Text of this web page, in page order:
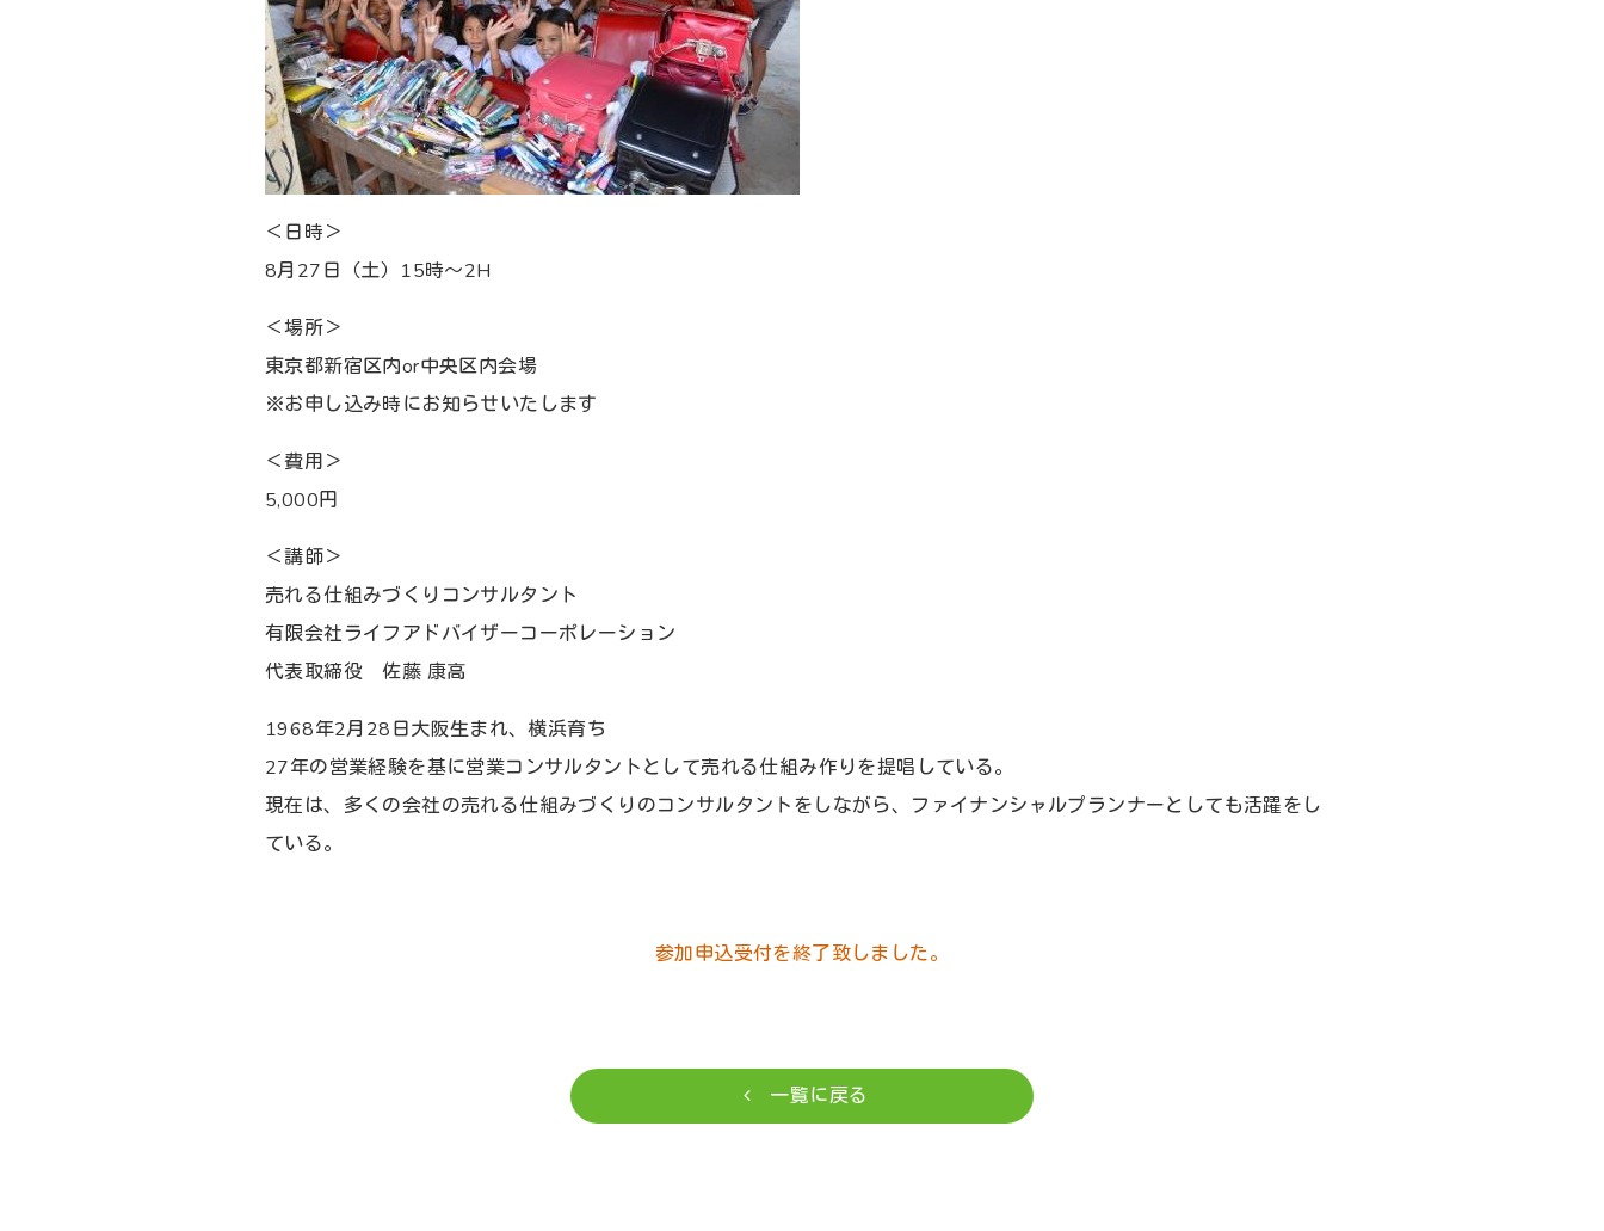
＜日時＞
8月27日（土）15時～2H
＜場所＞
東京都新宿区内or中央区内会場
※お申し込み時にお知らせいたします
＜費用＞
5,000円
＜講師＞
売れる仕組みづくりコンサルタント
有限会社ライフアドバイザーコーポレーション
代表取締役 佐藤 康高
1968年2月28日大阪生まれ、横浜育ち
27年の営業経験を基に営業コンサルタントとして売れる仕組み作りを提唱している。
現在は、多くの会社の売れる仕組みづくりのコンサルタントをしながら、ファイナンシャルプランナーとしても活躍をし
ている。
参加申込受付を終了致しました。
一覧に戻る